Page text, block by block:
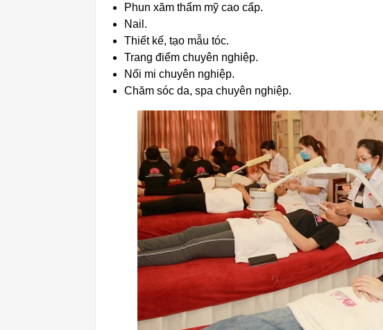
Phun xăm thẩm mỹ cao cấp.
Nail.
Thiết kế, tạo mẫu tóc.
Trang điểm chuyên nghiệp.
Nối mi chuyên nghiệp.
Chăm sóc da, spa chuyên nghiệp.